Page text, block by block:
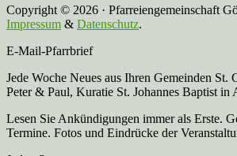
Copyright © 2026 · Pfarreiengemeinschaft
Impressum & Datenschutz.
E-Mail-Pfarrbrief
Jede Woche Neues aus Ihren Gemeinden St.
Peter & Paul, Kuratie St. Johannes Baptist in
Lesen Sie Ankündigungen immer als Erste.
Termine. Fotos und Eindrücke der